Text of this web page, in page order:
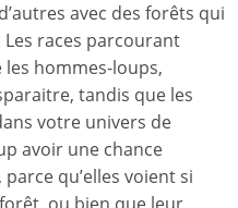
avec des forêts qui
races parcourant
hommes-loups,
tandis que les
votre univers de
avoir une chance
qu’elles voient si